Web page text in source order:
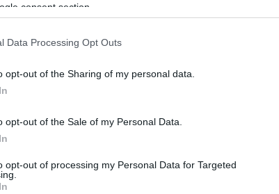
consent section.
Data Processing Opt Outs
opt-out of the Sharing of my personal data.
opt-out of the Sale of my Personal Data.
opt-out of processing my Personal Data for Targeted
circa